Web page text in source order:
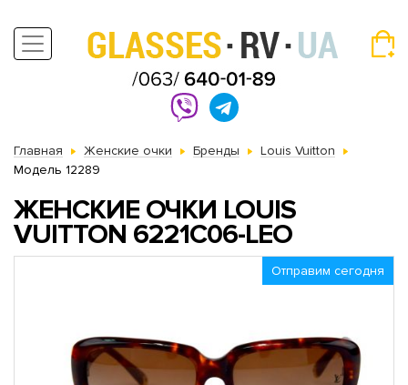
Главная Женские очки Бренды
Louis Vuitton
Модель 12289
ЖЕНСКИЕ ОЧКИ LOUIS
VUITTON 6221C06-LEO
Отправим сегодня